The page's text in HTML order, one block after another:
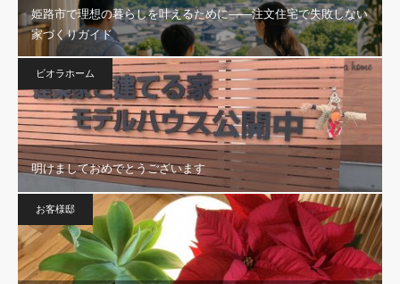
姫路市で理想の暮らしを叶えるために——注文住宅で失敗しない
家づくりガイド
ビオラホーム
明けましておめでとうございます
お客様邸